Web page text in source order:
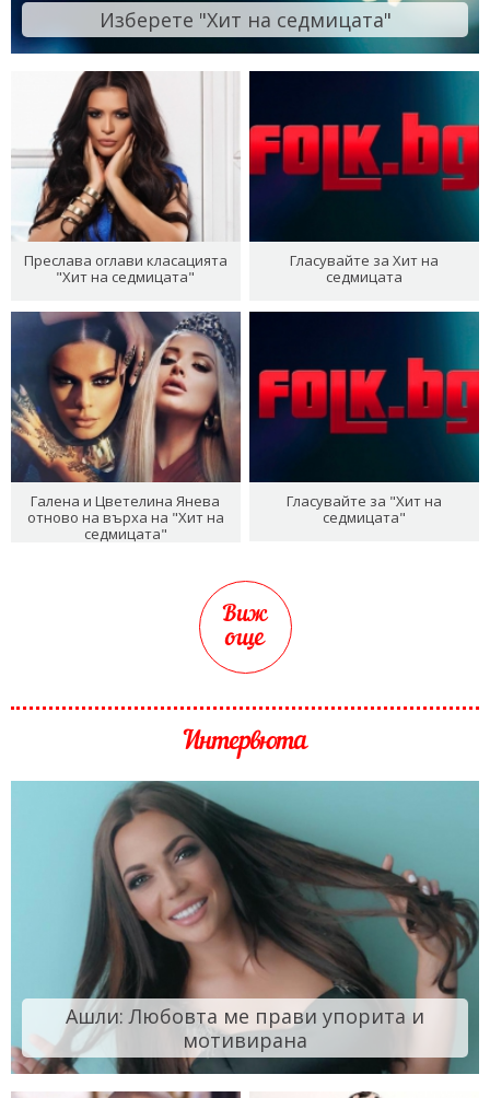
Изберете "Хит на седмицата"
Преслава оглави класацията
"Хит на седмицата"
Гласувайте за Хит на
седмицата
Галена и Цветелина Янева
отново на върха на "Хит на
седмицата"
Гласувайте за "Хит на
седмицата"
Виж
още
Интервюта
Ашли: Любовта ме прави упорита и
мотивирана